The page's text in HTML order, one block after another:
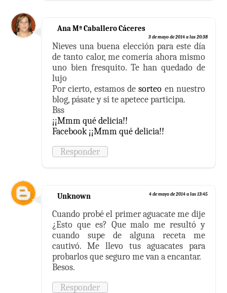
Ana Mª Caballero Cáceres
3 de mayo de 2014 a las 20:38
Nieves una buena elección para este día
de tanto calor, me comería ahora mismo
uno bien fresquito. Te han quedado de
lujo
Por cierto, estamos desorteo en nuestro
blog, pásate y si te apetece participa.
Bss
¡¡Mmm qué delicia!!
Facebook ¡¡Mmm qué delicia!!
Responder
Unknown 4 de mayo de 2014 a las 13:45
Cuando probé el primer aguacate me dije
¿Esto que es? Que malo me resultó y
cuando supe de alguna receta me
cautivó. Me llevo tus aguacates para
probarlos que seguro me van a encantar.
Besos.
Responder